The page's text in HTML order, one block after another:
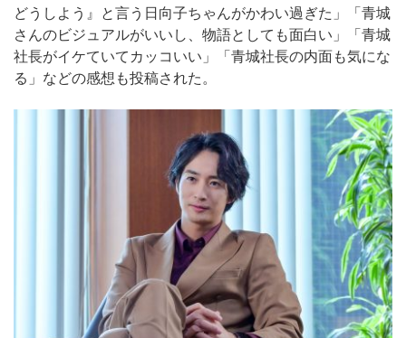
どうしよう』と言う日向子ちゃんがかわい過ぎた」「青城
さんのビジュアルがいいし、物語としても面白い」「青城
社長がイケていてカッコいい」「青城社長の内面も気にな
る」などの感想も投稿された。